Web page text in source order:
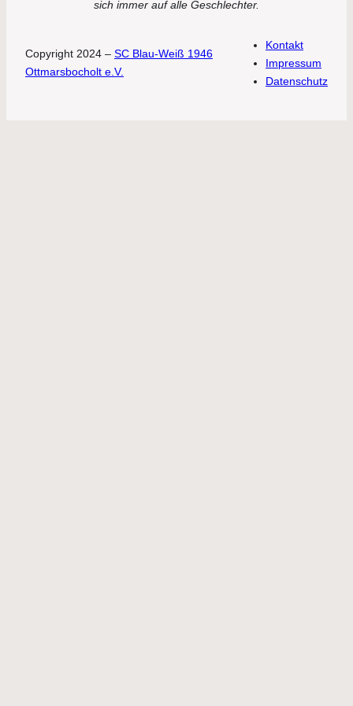
sich immer auf alle Geschlechter.
Copyright 2024 – SC Blau-Weiß 1946
Ottmarsbocholt e.V.
Kontakt
Impressum
Datenschutz